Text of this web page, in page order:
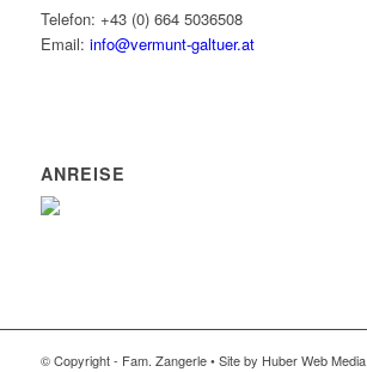
Telefon: +43 (0) 664 5036508
Email: info@vermunt-galtuer.at
ANREISE
© Copyright - Fam. Zangerle • Site by Huber Web Media